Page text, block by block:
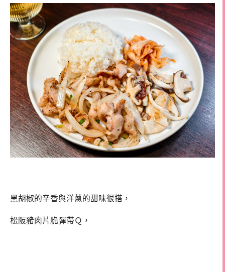
黑胡椒的辛香與洋蔥的甜味很搭，
松阪豬肉片脆彈帶Ｑ，